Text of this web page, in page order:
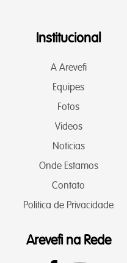
Institucional
A Arevefi
Equipes
Fotos
Videos
Noticias
Onde Estamos
Contato
Politica de Privacidade
Arevefi na Rede